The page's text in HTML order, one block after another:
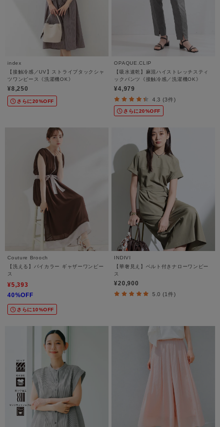
index
【接触冷感／UV】ストライプタックシャ
ツワンピース《洗濯機OK》
¥8,250
さらに20%OFF
OPAQUE.CLIP
【吸水速乾】麻混ハイストレッチスティ
ックパンツ《接触冷感／洗濯機OK》
¥4,979
4.3 (3件)
さらに20%OFF
Couture Brooch
【洗える】バイカラー ギャザーワンピー
ス
¥5,393
40%OFF
さらに10%OFF
INDIVI
【華奢見え】ベルト付きナローワンピー
ス
¥20,900
5.0 (1件)